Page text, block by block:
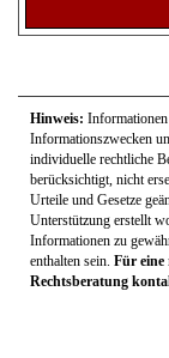
Hinweis:
Informationszwecken
individuelle rechtliche
berücksichtigt, nicht
Urteile und Gesetze
Unterstützung erstellt
Informationen zu
enthalten sein. Für eine
Rechtsberatung